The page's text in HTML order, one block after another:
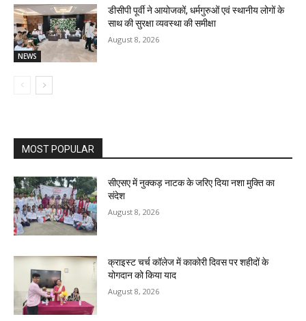
NEWS
डीसीपी पूर्वी ने आयोजकों, धर्मगुरुओं एवं स्थानीय लोगों के
साथ की सुरक्षा व्यवस्था की समीक्षा
August 8, 2026
MOST POPULAR
सीएसए में नुक्कड़ नाटक के जरिए दिया नशा मुक्ति का
संदेश
August 8, 2026
क्राइस्ट चर्च कॉलेज में काकोरी दिवस पर शहीदों के
योगदान को किया याद
August 8, 2026